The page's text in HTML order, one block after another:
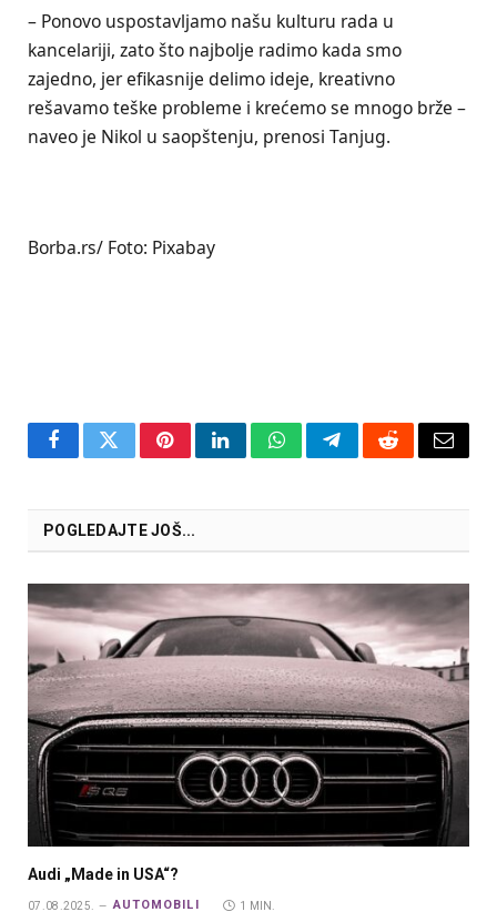
– Ponovo uspostavljamo našu kulturu rada u
kancelariji, zato što najbolje radimo kada smo
zajedno, jer efikasnije delimo ideje, kreativno
rešavamo teške probleme i krećemo se mnogo brže –
naveo je Nikol u saopštenju, prenosi Tanjug.
Borba.rs/ Foto: Pixabay
FacebookTwitterPinterestLinkedInWhatsAppTelegramRedditEmail
POGLEDAJTE JOŠ...
Audi „Made in USA“?
07.08.2025. AUTOMOBILI 1 MIN.